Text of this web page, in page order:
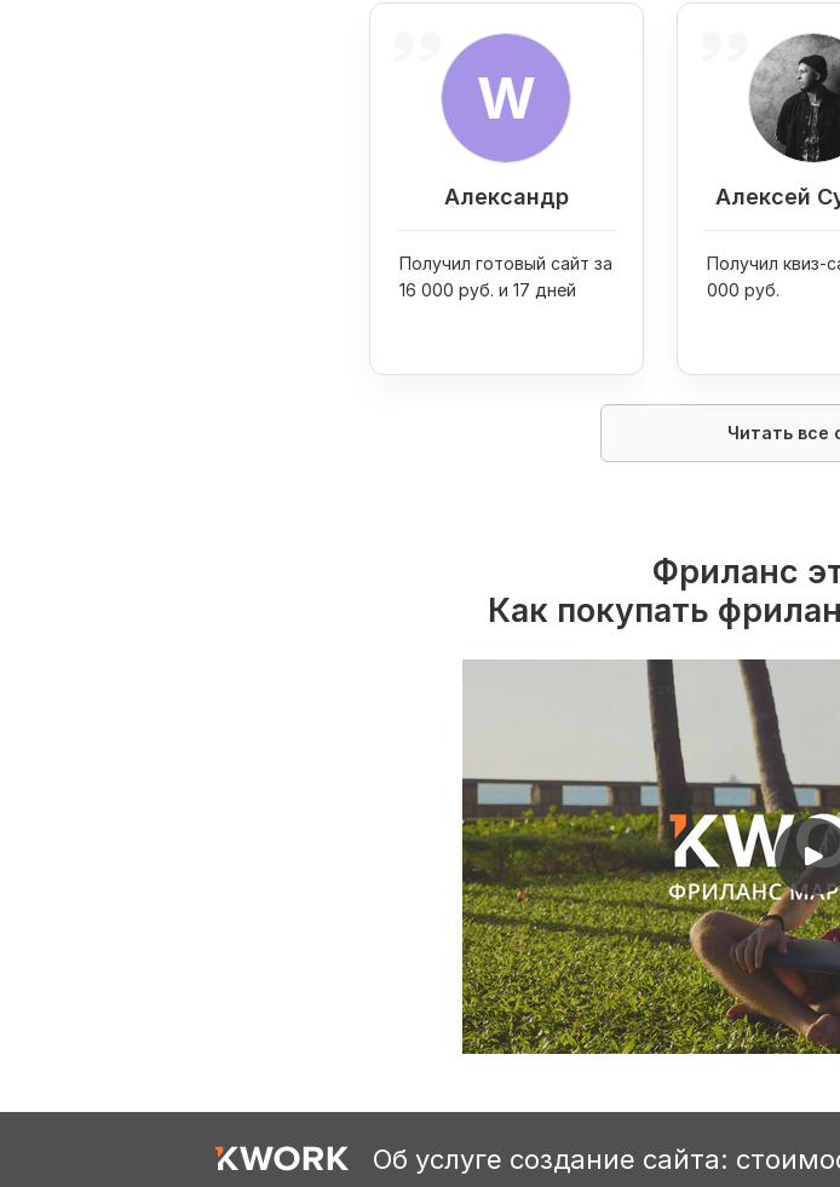
W
Александр
Получил готовый сайт за
16 000 руб. и 17 дней
Алексей
Получил квиз-
000 руб.
Читать все
Фриланс
Как покупать
Об услуге создание сайта: